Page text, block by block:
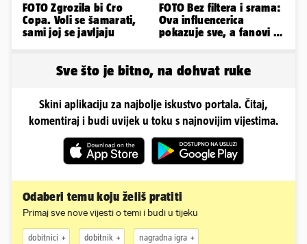
FOTO Zgrozila bi Cro
Copa. Voli se šamarati,
sami joj se javljaju
FOTO Bez filtera i srama:
Ova influencerica
pokazuje sve, a fanovi je
Sve što je bitno, na dohvat ruke
Skini aplikaciju za najbolje iskustvo portala. Čitaj,
komentiraj i budi uvijek u toku s najnovijim vijestima.
Odaberi temu koju želiš pratiti
Primaj sve nove vijesti o temi i budi u tijeku
dobitnici dobitnik nagradna igra